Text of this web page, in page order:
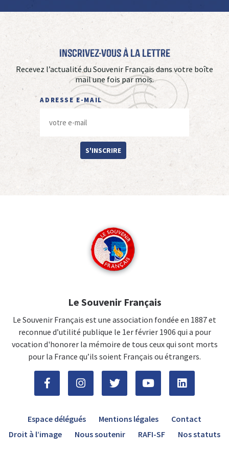
Inscrivez-vous à La Lettre
Recevez l’actualité du Souvenir Français dans votre boîte
mail une fois par mois.
ADRESSE E-MAIL
S'INSCRIRE
Le Souvenir Français
Le Souvenir Français est une association fondée en 1887 et
reconnue d’utilité publique le 1er février 1906 qui a pour
vocation d'honorer la mémoire de tous ceux qui sont morts
pour la France qu’ils soient Français ou étrangers.
Espace délégués Mentions légales
Contact
Droit à l’image
Nous soutenir RAFI-SF Nos statuts